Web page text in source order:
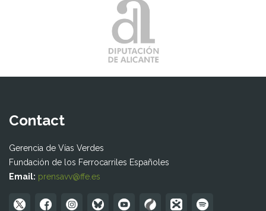
Contact
Gerencia de Vías Verdes
Fundación de los Ferrocarriles Españoles
Email: prensavv@ffe.es